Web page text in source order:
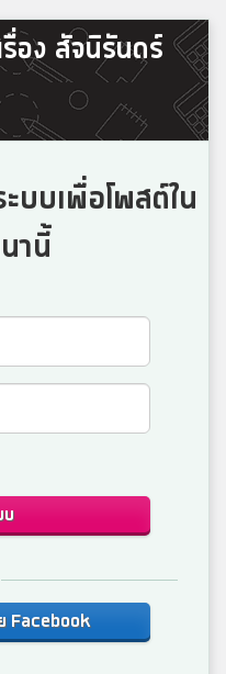
ง สัจนิรันดร์
บบเพื่อโพสต์ใน
านี้
บ
Facebook